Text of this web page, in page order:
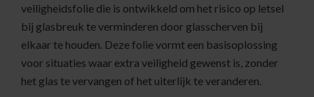
veiligheidsfolie die is ontwikkeld om het risico op letsel
bij glasbreuk te verminderen door glasscherven bij
elkaar te houden. Deze folie vormt een basisoplossing
voor situaties waar extra veiligheid gewenst is, zonder
het glas te vervangen of het uiterlijk te veranderen.